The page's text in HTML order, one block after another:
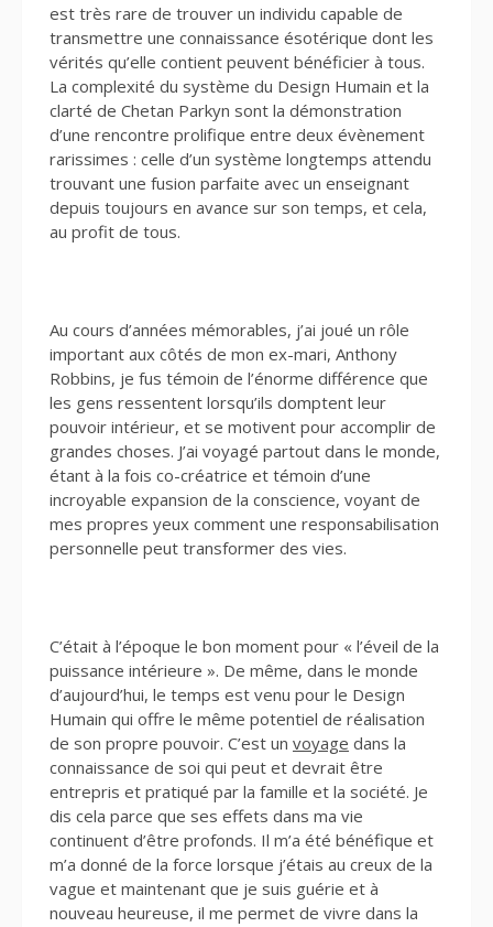
est très rare de trouver un individu capable de
transmettre une connaissance ésotérique dont les
vérités qu’elle contient peuvent bénéficier à tous.
La complexité du système du Design Humain et la
clarté de Chetan Parkyn sont la démonstration
d’une rencontre prolifique entre deux évènement
rarissimes : celle d’un système longtemps attendu
trouvant une fusion parfaite avec un enseignant
depuis toujours en avance sur son temps, et cela,
au profit de tous.
Au cours d’années mémorables, j’ai joué un rôle
important aux côtés de mon ex-mari, Anthony
Robbins, je fus témoin de l’énorme différence que
les gens ressentent lorsqu’ils domptent leur
pouvoir intérieur, et se motivent pour accomplir de
grandes choses. J’ai voyagé partout dans le monde,
étant à la fois co-créatrice et témoin d’une
incroyable expansion de la conscience, voyant de
mes propres yeux comment une responsabilisation
personnelle peut transformer des vies.
C’était à l’époque le bon moment pour « l’éveil de la
puissance intérieure ». De même, dans le monde
d’aujourd’hui, le temps est venu pour le Design
Humain qui offre le même potentiel de réalisation
de son propre pouvoir. C’est un voyage dans la
connaissance de soi qui peut et devrait être
entrepris et pratiqué par la famille et la société. Je
dis cela parce que ses effets dans ma vie
continuent d’être profonds. Il m’a été bénéfique et
m’a donné de la force lorsque j’étais au creux de la
vague et maintenant que je suis guérie et à
nouveau heureuse, il me permet de vivre dans la